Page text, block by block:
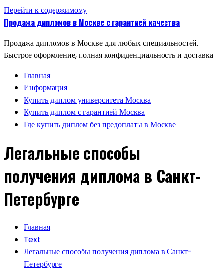
Перейти к содержимому
Продажа дипломов в Москве с гарантией качества
Продажа дипломов в Москве для любых специальностей.
Быстрое оформление, полная конфиденциальность и доставка
Главная
Информация
Купить диплом университета Москва
Купить диплом с гарантией Москва
Где купить диплом без предоплаты в Москве
Легальные способы
получения диплома в Санкт-
Петербурге
Главная
Text
Легальные способы получения диплома в Санкт-
Петербурге